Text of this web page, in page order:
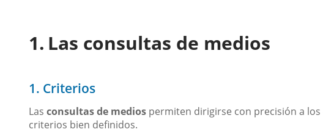
Las consultas de medios
1. Criterios
Las consultas de medios permiten dirigirse con precisión a
criterios bien definidos.